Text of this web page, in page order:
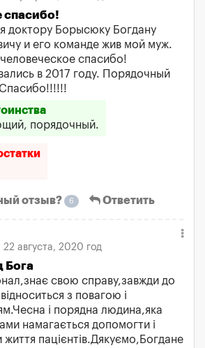
спасибо!
доктору Борысюку Богдану
и его команде жив мой муж.
спасибо!
в 2017 году. Порядочный
порядочный.
отзыв? 6 Ответить
22 августа, 2020 год
Бога
свою справу,завжди до
відноситься з повагою і
і порядна людина,яка
намагається допомогти і
життя пацієнтів.Дякуємо,Богдане